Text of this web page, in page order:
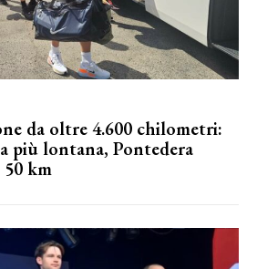
da oltre 4.600 chilometri:
più lontana, Pontedera
50 km